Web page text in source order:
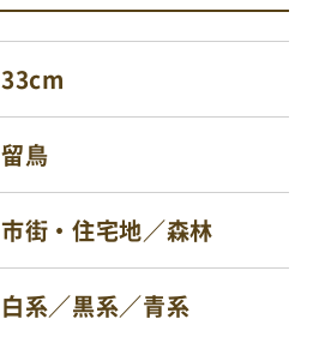
33cm
留鳥
市街・住宅地／森林
白系／黒系／青系